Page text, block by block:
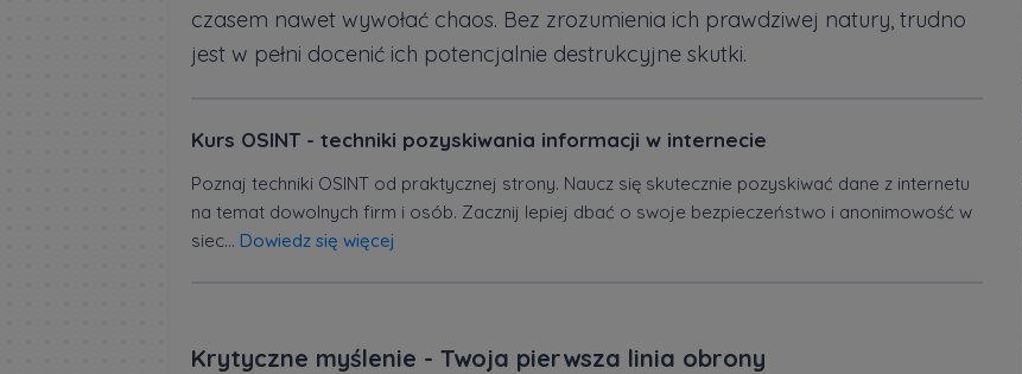
czasem nawet wywołać chaos. Bez zrozumienia ich prawdziwej natury, trudno
jest w pełni docenić ich potencjalnie destrukcyjne skutki.
Kurs OSINT - techniki pozyskiwania informacji w internecie
Poznaj techniki OSINT od praktycznej strony. Naucz się skutecznie pozyskiwać dane z internetu
na temat dowolnych firm i osób. Zacznij lepiej dbać o swoje bezpieczeństwo i anonimowość w
siec... Dowiedz się więcej
Krytyczne myślenie - Twoja pierwsza linia obrony